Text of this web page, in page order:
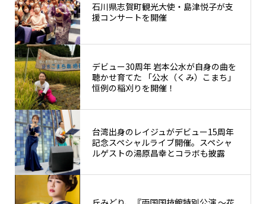
石川県志賀町観光大使・島津悦子が支
援コンサートを開催
デビュー30周年 岩本公水が自身の曲を
聴かせ育てた 「公水（くみ）こまち」
恒例の稲刈りを開催！
台湾出身のレイジュがデビュー15周年
記念スペシャルライブ開催。スペシャ
ルゲストの湯原昌幸とコラボも披露